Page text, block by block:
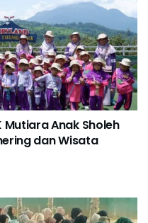
Anak Sholeh
dan Wisata